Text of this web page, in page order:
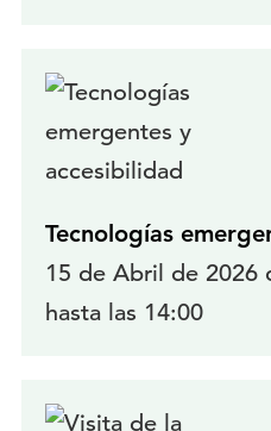
Tecnologías
15 de Abril de 2026
hasta las 14:00